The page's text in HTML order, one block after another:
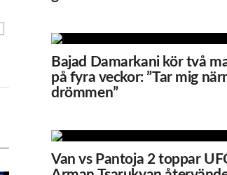
Bajad Damarkani kör två
på fyra veckor: ”Tar mig
drömmen”
Van vs Pantoja 2 toppar